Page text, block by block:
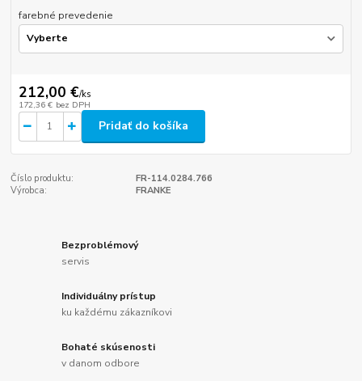
farebné prevedenie
212,00 €/ks
172,36 € bez DPH
Pridať do košíka
Číslo produktu:
FR-114.0284.766
Výrobca:
FRANKE
Bezproblémový
servis
Individuálny prístup
ku každému zákazníkovi
Bohaté skúsenosti
v danom odbore